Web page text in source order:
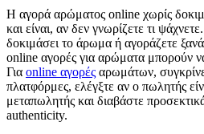
Η αγορά αρώματος online χωρίς
και είναι, αν δεν γνωρίζετε τι
δοκιμάσει το άρωμα ή αγοράζετε ξανά
online αγορές για αρώματα μπορούν
Για online αγορές αρωμάτων,
πλατφόρμες, ελέγξτε αν ο πωλητής
μεταπωλητής και διαβάστε
authenticity.